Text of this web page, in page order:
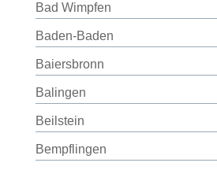
Bad Wimpfen
Baden-Baden
Baiersbronn
Balingen
Beilstein
Bempflingen